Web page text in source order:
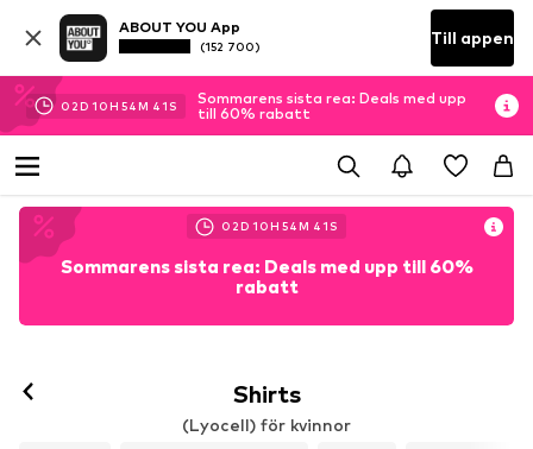
ABOUT YOU App
(152 700) Till appen
02D 10H 54M 37 S
Sommarens sista rea: Deals med upp
till 60% rabatt
02D 10H 54M 37 S
Sommarens sista rea: Deals med upp till 60%
rabatt
Shirts
(Lyocell) för kvinnor